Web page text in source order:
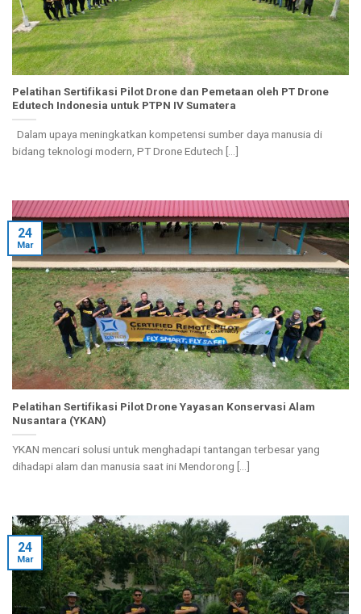
Pelatihan Sertifikasi Pilot Drone dan Pemetaan oleh PT Drone
Edutech Indonesia untuk PTPN IV Sumatera
Dalam upaya meningkatkan kompetensi sumber daya manusia di
bidang teknologi modern, PT Drone Edutech [...]
Pelatihan Sertifikasi Pilot Drone Yayasan Konservasi Alam
Nusantara (YKAN)
YKAN mencari solusi untuk menghadapi tantangan terbesar yang
dihadapi alam dan manusia saat ini Mendorong [...]
24
Mar
24
Mar